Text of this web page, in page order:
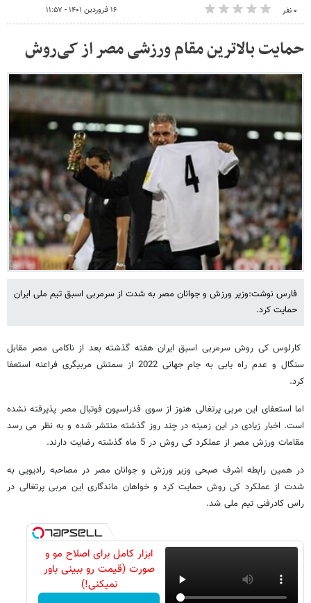
۰ نفر ۱۶ فروردین ۱۴۰۱ - ۱۱:۵۷
حمایت بالاترین مقام ورزشی مصر از کی‌روش
فارس نوشت:وزیر ورزش و جوانان مصر به شدت از سرمربی اسبق تیم ملی ایران
حمایت کرد.
کارلوس کی روش سرمربی اسبق ایران هفته گذشته بعد از ناکامی مصر مقابل
سنگال و عدم راه یابی به جام جهانی 2022 از سمتش مربیگری فراعنه استعفا
کرد.
اما استعفای این مربی پرتغالی هنوز از سوی فدراسیون فوتبال مصر پذیرفته نشده
است. اخبار زیادی در این زمینه در چند روز گذشته منتشر شده و به نظر می رسد
مقامات ورزش مصر از عملکرد کی روش در 5 ماه گذشته رضایت دارند.
در همین رابطه اشرف صبحی وزیر ورزش و جوانان مصر در مصاحبه رادیویی به
شدت از عملکرد کی روش حمایت کرد و خواهان ماندگاری این مربی پرتغالی در
راس کادرفنی تیم ملی شد.
ابزار کامل برای اصلاح مو و
صورت (قیمت رو ببینی باور
نمیکنی!)